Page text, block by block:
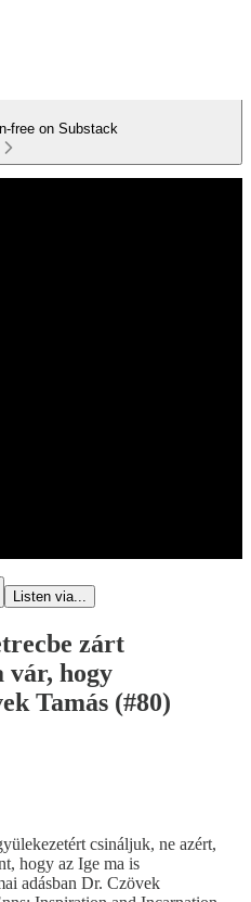
free on Substack
Listen via...
zárt
vár, hogy
Tamás (#80)
csináljuk, ne azért,
hogy az Ige ma is
adásban Dr. Czövek